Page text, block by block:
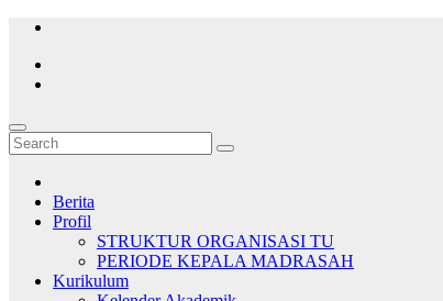
Skip
content
Berita
Profil
STRUKTUR ORGANISASI TU
PERIODE KEPALA MADRASAH
Kurikulum